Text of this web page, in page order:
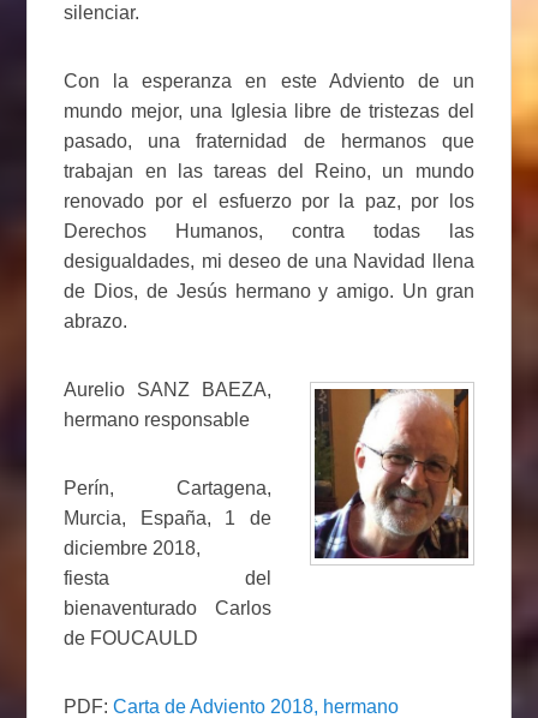
silenciar.
Con la esperanza en este Adviento de un
mundo mejor, una Iglesia libre de tristezas del
pasado, una fraternidad de hermanos que
trabajan en las tareas del Reino, un mundo
renovado por el esfuerzo por la paz, por los
Derechos Humanos, contra todas las
desigualdades, mi deseo de una Navidad llena
de Dios, de Jesús hermano y amigo. Un gran
abrazo.
Aurelio SANZ BAEZA,
hermano responsable
Perín, Cartagena,
Murcia, España, 1 de
diciembre 2018,
fiesta del
bienaventurado Carlos
de FOUCAULD
PDF:Carta de Adviento 2018, hermano